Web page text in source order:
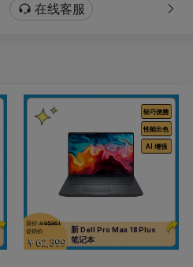
在线客服
新 Dell Pro Max 18 Plus
笔记本
原价:￥95,961
促销价:
￥62,399
轻巧便携
性能出色
AI 增强